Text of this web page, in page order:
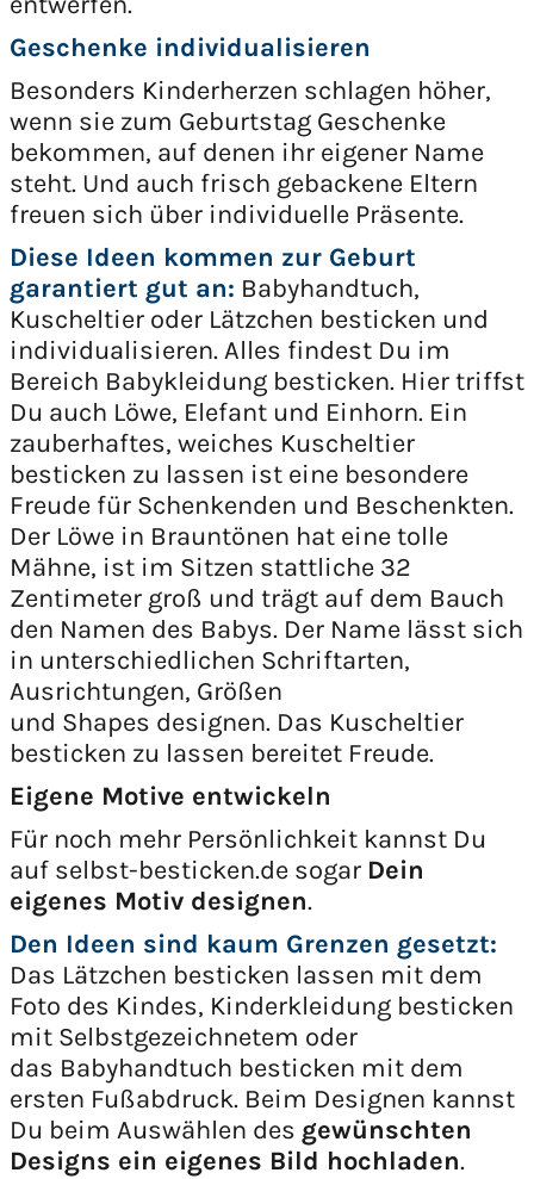
Geschenke individualisieren
Besonders Kinderherzen schlagen höher,
wenn sie zum Geburtstag Geschenke
bekommen, auf denen ihr eigener Name
steht. Und auch frisch gebackene Eltern
freuen sich über individuelle Präsente.
Diese Ideen kommen zur Geburt
garantiert gut an: Babyhandtuch,
Kuscheltier oder Lätzchen besticken und
individualisieren. Alles findest Du im
Bereich Babykleidung besticken. Hier triffst
Du auch Löwe, Elefant und Einhorn. Ein
zauberhaftes, weiches Kuscheltier
besticken zu lassen ist eine besondere
Freude für Schenkenden und Beschenkten.
Der Löwe in Brauntönen hat eine tolle
Mähne, ist im Sitzen stattliche 32
Zentimeter groß und trägt auf dem Bauch
den Namen des Babys. Der Name lässt sich
in unterschiedlichen Schriftarten,
Ausrichtungen, Größen
und Shapes designen. Das Kuscheltier
besticken zu lassen bereitet Freude.
Eigene Motive entwickeln
Für noch mehr Persönlichkeit kannst Du
auf selbst-besticken.de sogar Dein
eigenes Motiv designen.
Den Ideen sind kaum Grenzen gesetzt:
Das Lätzchen besticken lassen mit dem
Foto des Kindes, Kinderkleidung besticken
mit Selbstgezeichnetem oder
das Babyhandtuch besticken mit dem
ersten Fußabdruck. Beim Designen kannst
Du beim Auswählen des gewünschten
Designs ein eigenes Bild hochladen.